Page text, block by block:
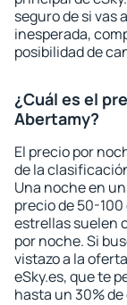
seguro de si vas
inesperada,
posibilidad de
¿Cuál es el
Abertamy?
El precio por
de la
Una noche en
precio de 50-
estrellas suelen
por noche. Si
vistazo a la
eSky.es, que te
hasta un 30%